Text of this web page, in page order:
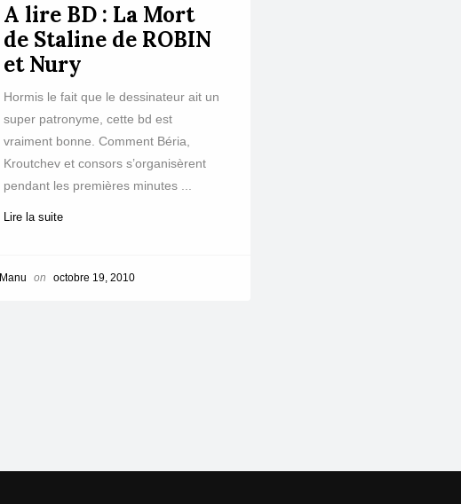
A lire BD : La Mort
de Staline de ROBIN
et Nury
Hormis le fait que le dessinateur ait un
super patronyme, cette bd est
vraiment bonne. Comment Béria,
Kroutchev et consors s’organisèrent
pendant les premières minutes ...
Lire la suite
Manu on octobre 19, 2010